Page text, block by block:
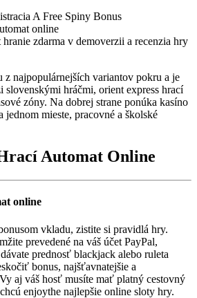
A Free Spiny Bonus
online
hranie zdarma v demoverzii a recenzia hry
z najpopulárnejších variantov pokru a je
hráčmi, orient express hrací
zóny. Na dobrej strane ponúka kasíno
jednom mieste, pracovné a školské
Automat Online
online
vkladu, zistite si pravidlá hry.
prevedené na váš účet PayPal,
prednosť blackjack alebo ruleta
bonus, najšťavnatejšie a
aj váš hosť musíte mať platný cestovný
enjoythe najlepšie online sloty hry.